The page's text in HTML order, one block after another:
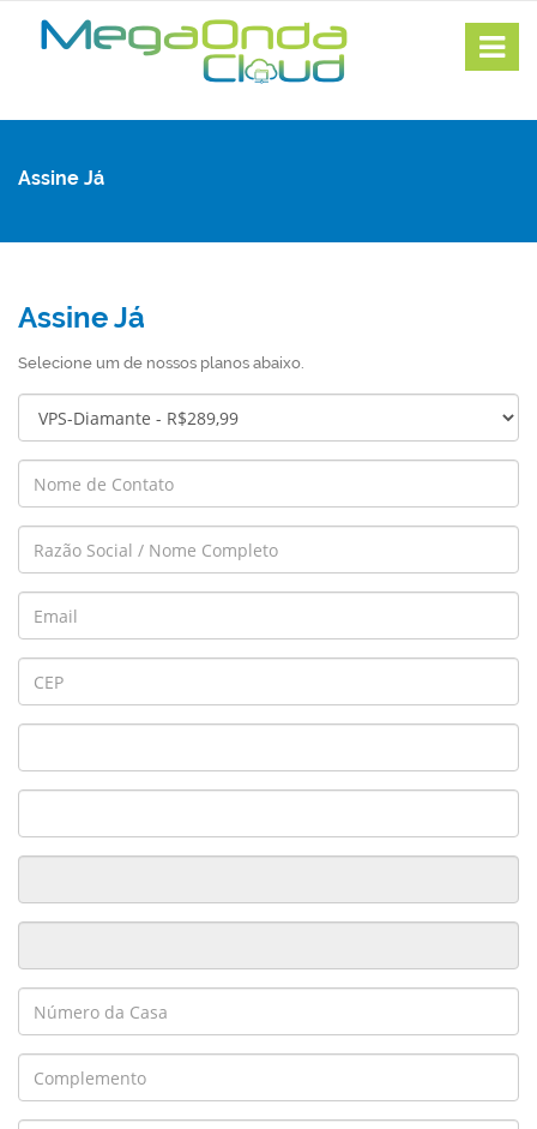
Assine Já
Assine Já
Selecione um de nossos planos abaixo.